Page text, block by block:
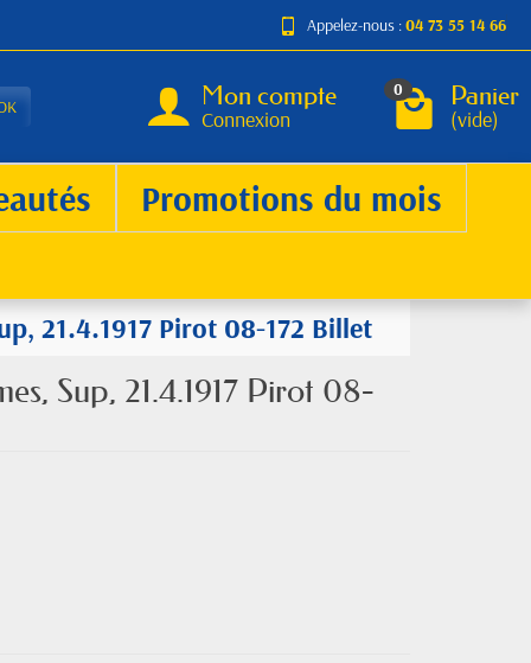
Appelez-nous :04 73 55 14 66
Mon compte
Connexion
0 Panier
(vide)
Promotions du mois
21.4.1917 Pirot 08-172 Billet
Sup, 21.4.1917 Pirot 08-